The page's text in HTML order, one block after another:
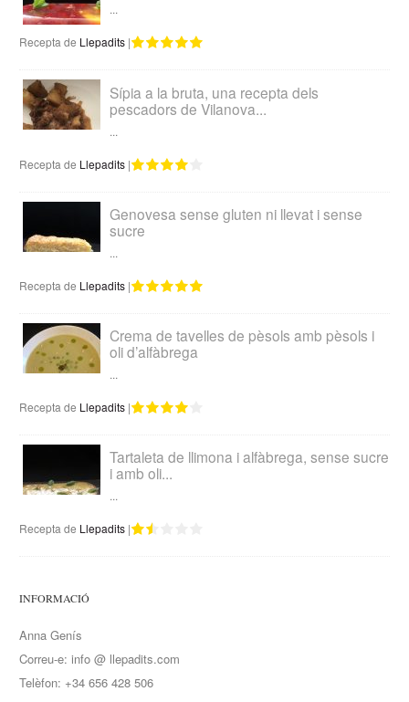
...
Recepta de Llepadits |
Sípia a la bruta, una recepta dels
pescadors de Vilanova...
...
Recepta de Llepadits |
Genovesa sense gluten ni llevat i sense
sucre
...
Recepta de Llepadits |
Crema de tavelles de pèsols amb pèsols i
oli d’alfàbrega
...
Recepta de Llepadits |
Tartaleta de llimona i alfàbrega, sense sucre
i amb oli...
...
Recepta de Llepadits |
INFORMACIÓ
Anna Genís
Correu-e: info @ llepadits.com
Telèfon: +34 656 428 506